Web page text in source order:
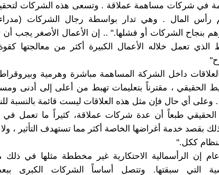
في شركات مساهمة عملاقة . وتسعى هذه الشركات
رأس المال . وهي تدار بواسطة رجال الشركات
بنجاح الشركات أو فشلها." .. إن الأعمال الأصغر يجب أن
الذي تعمل خلاله الأعمال الكبيرة أكثر من معالجتها
داخل الشركة المساهمة مباشرة وهرمية
الحقيقي ، مقترناً بتعليمات تهبط من أعلى إلى أدنى
. وعلى أي حال فإن مثل هذه العلاقات ليست قائمة بالنسبة
طبعاً أن عدة شركات عملاقة، كثيراً ما تعمل في
بقصد خدمة أغراضها الخاصة أكثر مما تستهدف التأثير ،
ككل."
إن الرأسمالية الاحتكارية غير مخططة مثلها في ذلك
التي سبقتها. وتتصل أساساً الشركات الكبرى